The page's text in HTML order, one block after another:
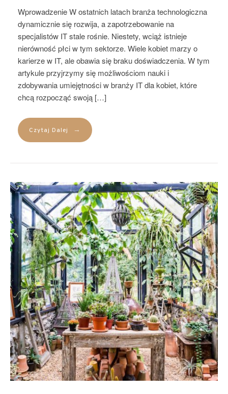
Wprowadzenie W ostatnich latach branża technologiczna
dynamicznie się rozwija, a zapotrzebowanie na
specjalistów IT stale rośnie. Niestety, wciąż istnieje
nierówność płci w tym sektorze. Wiele kobiet marzy o
karierze w IT, ale obawia się braku doświadczenia. W tym
artykule przyjrzymy się możliwościom nauki i
zdobywania umiejętności w branży IT dla kobiet, które
chcą rozpocząć swoją […]
Czytaj Dalej →